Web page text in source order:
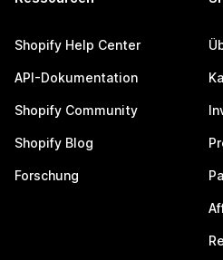
Shopify Help Center
API-Dokumentation
Shopify Community
Shopify Blog
Forschung